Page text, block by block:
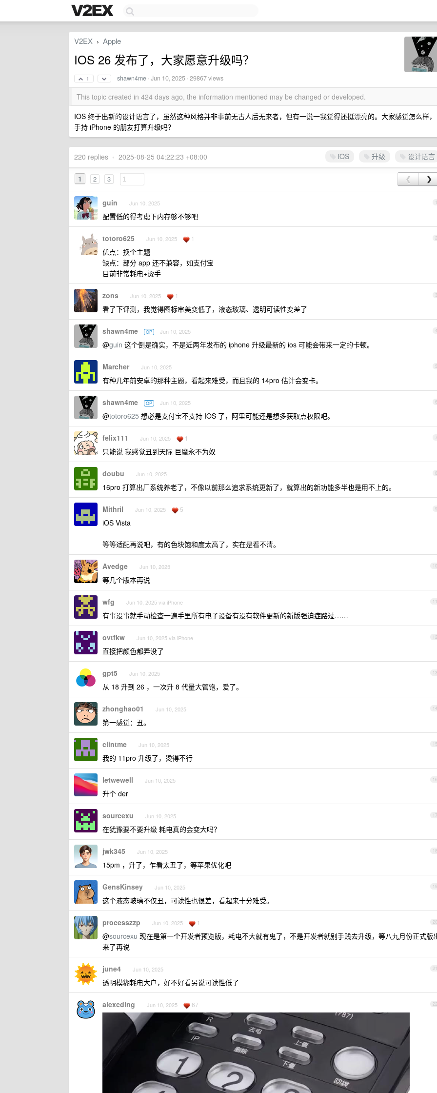
V2EX › Apple
IOS 26 发布了，大家愿意升级吗？
1 shawn4me ·Jun 10, 2025 · 29867 views
This topic created in 424 days ago, the information mentioned may be changed or developed.
IOS 终于出新的设计语言了，虽然这种风格并非事前无古人后无来者，但有一说一我觉得还挺漂亮的。大家感觉怎么样，
手持 iPhone 的朋友打算升级吗？
iOS 升级 设计语言
220 replies • 2025-08-25 04:22:23 +08:00
1 2 3 ❮ ❯
1
guin Jun 10, 2025
配置低的得考虑下内存够不够吧
2
totoro625 Jun 10, 2025 1
优点：换个主题
缺点：部分 app 还不兼容，如支付宝
目前非常耗电+烫手
3
zons Jun 10, 2025 1
看了下评测，我觉得图标审美变低了，液态玻璃、透明可读性变差了
4
shawn4me OP Jun 10, 2025
@guin 这个倒是确实，不是近两年发布的 iphone 升级最新的 ios 可能会带来一定的卡顿。
5
Marcher Jun 10, 2025
有种几年前安卓的那种主题，看起来难受，而且我的 14pro 估计会变卡。
6
shawn4me OP Jun 10, 2025
@totoro625 想必是支付宝不支持 IOS 了，阿里可能还是想多获取点权限吧。
7
felix111 Jun 10, 2025 1
只能说 我感觉丑到天际 巨魔永不为奴
8
doubu Jun 10, 2025
16pro 打算出厂系统养老了，不像以前那么追求系统更新了，就算出的新功能多半也是用不上的。
9
Mithril Jun 10, 2025 5
iOS Vista
等等适配再说吧，有的色块饱和度太高了，实在是看不清。
10
Avedge Jun 10, 2025
等几个版本再说
11
wfg Jun 10, 2025 via iPhone
有事没事就手动检查一遍手里所有电子设备有没有软件更新的新版强迫症路过……
12
ovtfkw Jun 10, 2025 via iPhone
直接把颜色都弄没了
13
gpt5 Jun 10, 2025
从 18 升到 26 ，一次升 8 代量大管饱，爱了。
14
zhonghao01 Jun 10, 2025
第一感觉：丑。
15
clintme Jun 10, 2025
我的 11pro 升级了，烫得不行
16
letwewell Jun 10, 2025
升个 der
17
sourcexu Jun 10, 2025
在犹豫要不要升级 耗电真的会变大吗？
18
jwk345 Jun 10, 2025
15pm ，升了，乍看太丑了，等苹果优化吧
19
GensKinsey Jun 10, 2025
这个液态玻璃不仅丑，可读性也很差，看起来十分难受。
20
processzzp Jun 10, 2025 1
@sourcexu 现在是第一个开发者预览版，耗电不大就有鬼了，不是开发者就别手贱去升级，等八九月份正式版
来了再说
21
june4 Jun 10, 2025
透明模糊耗电大户，好不好看另说可读性低了
22
alexcding Jun 10, 2025 67